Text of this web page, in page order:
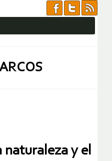
naturaleza y el